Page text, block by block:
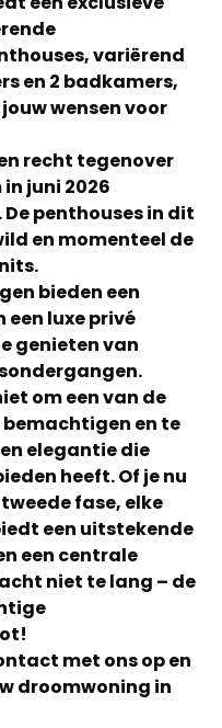
variërend
en 2 badkamers,
wensen voor
recht tegenover
juni 2026
penthouses in dit
en momenteel de
bieden een
luxe privé
genieten van
om een van de
en te
elegantie die
heeft. Of je nu
fase, elke
een uitstekende
een centrale
niet te lang – de
met ons op en
droomwoning in